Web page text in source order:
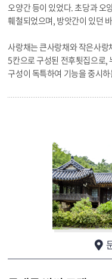
오양간 등이 있었다. 초당과 오
훼철되었으며, 방앗간이 있던
사랑채는 큰사랑채와 작은사
5칸으로 구성된 전후툇집으로,
구성이 독특하여 기능을 중시